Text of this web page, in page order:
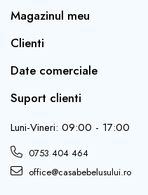
Magazinul meu
Clienti
Date comerciale
Suport clienti
Luni-Vineri: 09:00 - 17:00
0753 404 464
office@casabebelusului.ro